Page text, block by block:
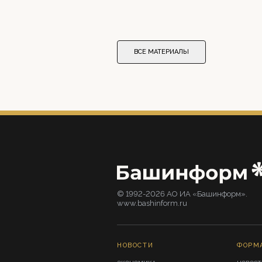
ВСЕ МАТЕРИАЛЫ
© 1992-2026 АО ИА «Башинформ».
www.bashinform.ru
НОВОСТИ